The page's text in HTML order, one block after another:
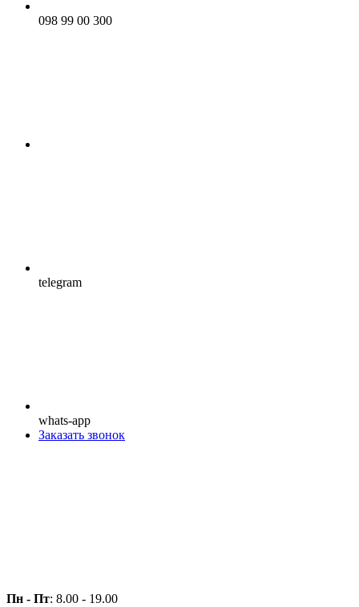
098 99 00 300
telegram
whats-app
Заказать звонок
Пн - Пт: 8.00 - 19.00